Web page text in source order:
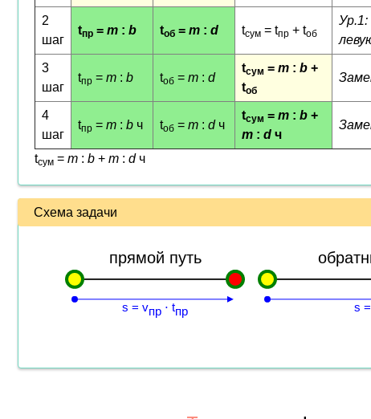
2
шаг
tпр = m : b tоб = m : d tсум = tпр + tоб
Ур.1:
3
шаг
tпр = m : b tоб = m : d
tсум = m : b +
tоб
4
шаг
tпр = m : b ч tоб = m : dч
tсум = m : b +
m : d ч
tсум = m : b + m : dч
Схема задачи
прямой путь
s = vпр ⋅ tпр s